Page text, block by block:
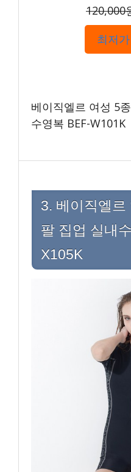
120,000
최저
베이직엘르 여성 5
수영복 BEF-W101K
3. 베이직엘르
팔 집업 실내
X105K